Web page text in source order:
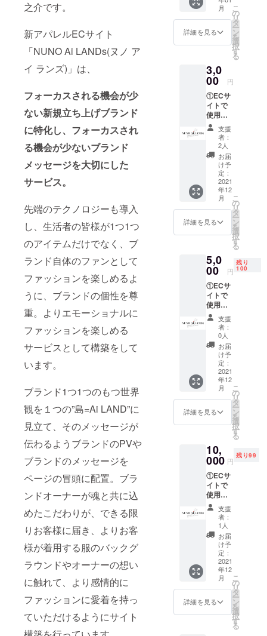
之介です。
新アパレルECサイト
「NUNO Ai LANDs(ヌノ ア
イ ランズ)」は、
フォーカスされる機会が少
ない新規立ち上げブランド
に特化し、フォーカスされ
る機会が少ないブランド
メッセージを大切にした
サービス。
先端のテクノロジーも導入
し、生活者の皆様が1つ1つ
のアイテムだけでなく、ブ
ランド自体のファンとして
ファッションを楽しめるよ
うに、ブランドの個性を尊
重。よりエモーショナルに
ファッションを楽しめる
サービスとして構築をして
います。
ブランド1つ1つのもつ世界
観を１つの”島=Ai LAND”に
見立て、そのメッセージが
伝わるようブランドのPVや
ブランドのメッセージを
ページの冒頭に配置。ブラ
ンドオーナーが魂と共に込
めたこだわりが、できる限
りお客様に届き、よりお客
様が着用する服のバックグ
ラウンドやオーナーの想い
に触れて、より感情的に
ファッションに愛着を持っ
ていただけるようにサイト
から、アイ
ドルだけで
なく美容や
ファッショ
も挑戦して
います。
趣味は散歩
で、東京の
道大体分か
ります。
きま
す。
月
詳細を見る
こ
の
リ
タ
ー
ン
を
選
択
す
る
3,0
00 円
①ECサ
イトで
使用で
きる会
員ポイ
ント
1000円
分×2回
有効期
限：
2022年
1月〜
2022年
12月
②PRE
OPEN
③サイ
トに個
人スポ
ンサー
として
お名前
の掲載
※支援
時、必
ず備考
欄にご
希望の
お名前
をご記
入くだ
さい。
支援
者：
2人
お届
け予
定：
2021
年12
月
詳細を見る
こ
の
リ
タ
ー
ン
を
選
択
す
る
5,0
00 円
残り
100
①ECサ
イトで
使用で
きる会
員ポイ
ント
1000円
分 有効
期限：
2022年
1月〜
2022年
12月 ②
記念T
シャツ
③PRE
ご招待
④サイ
トに個
人スポ
ンサー
として
お名前
の掲載
（金額
順に上
部より
記載さ
せてい
ただき
ます）
※支援
時、必
支援
者：
0人
お届
け予
定：
2021
年12
月
詳細を見る
こ
の
リ
タ
ー
ン
を
選
択
す
る
10,
000 円
残り99
①ECサ
イトで
使用で
きる会
員ポイ
ント
1000円
分×2回
有効期
限：
2022年
1月〜
2022年
12月 ②
記念T
シャツ
支援
者：
1人
お届
け予
定：
2021
年12
月
詳細を見る
こ
の
リ
タ
ー
ン
を
選
択
す
る